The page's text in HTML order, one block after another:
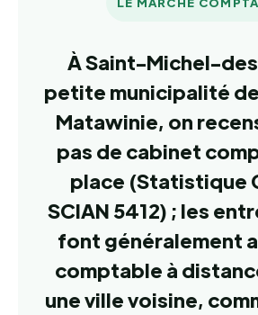
À Saint-Michel-
petite municipalité de
Matawinie, on
pas de cabinet
place (Statistique
SCIAN 5412) ; les
font généralement
comptable à
une ville voisine,